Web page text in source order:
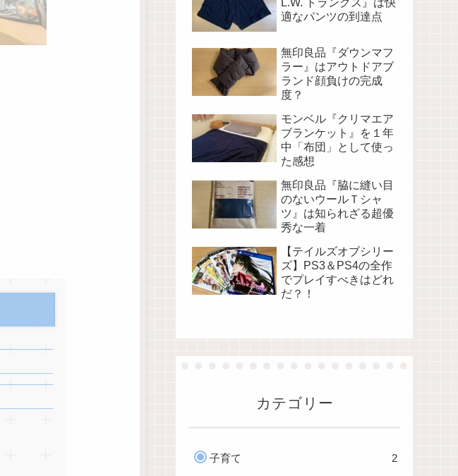
L.W. トランクス』は快
適なパンツの到達点
無印良品『ダウンマフ
ラー』はアウトドアブ
ランド顔負けの完成
度？
モンベル『クリマエア
ブランケット』を１年
中「布団」として使っ
た感想
無印良品『脇に縫い目
のないウールＴシャ
ツ』は知られざる超優
秀な一着
【テイルズオブシリー
ズ】PS3＆PS4の全作
でプレイすべきはどれ
だ？！
カテゴリー
子育て 2